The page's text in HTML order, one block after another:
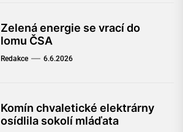
Zelená energie se vrací do
lomu ČSA
Redakce 6.6.2026
Komín chvaletické elektrárny
osídlila sokolí mláďata